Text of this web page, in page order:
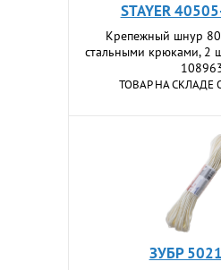
STAYER
Крепежный шнур
стальными крюками, 2
ТОВАР НА СКЛАДЕ
ЗУБР